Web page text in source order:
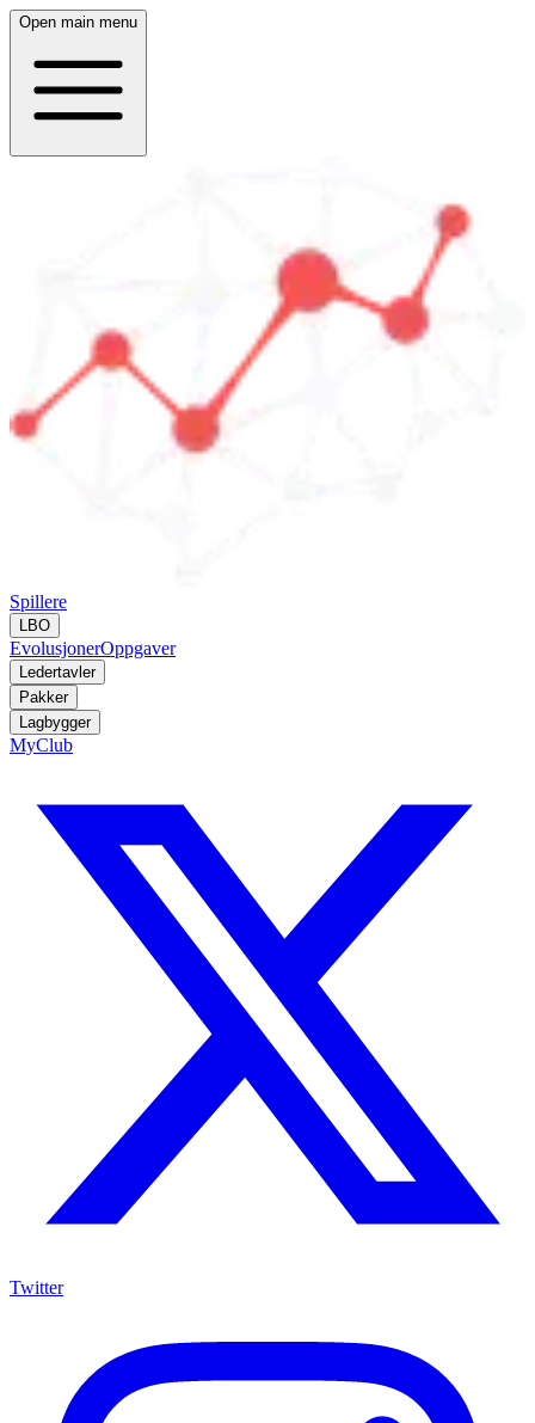
Open main menu
Spillere
LBO
EvolusjonerOppgaver
Ledertavler
Pakker
Lagbygger
MyClub
Twitter